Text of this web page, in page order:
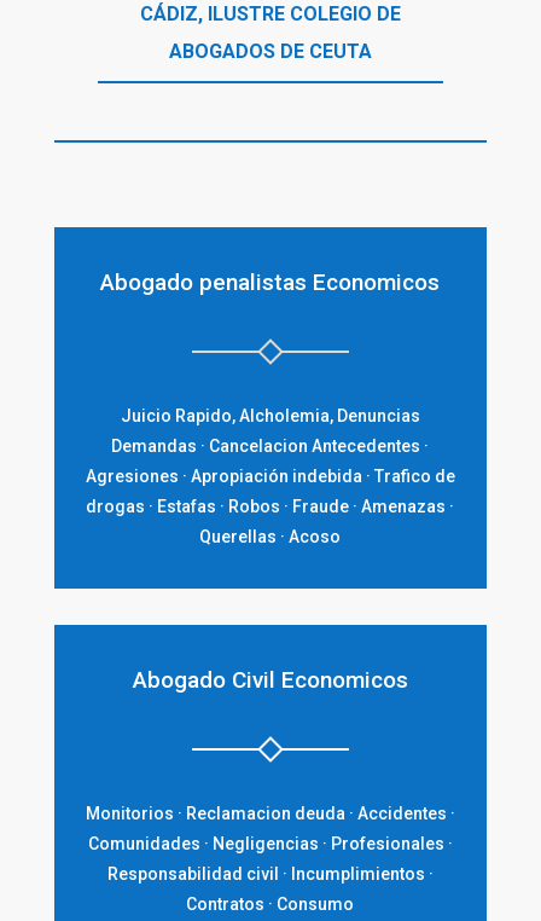
CÁDIZ, ILUSTRE COLEGIO DE
ABOGADOS DE CEUTA
Abogado penalistas Economicos
Juicio Rapido, Alcholemia, Denuncias
Demandas · Cancelacion Antecedentes ·
Agresiones · Apropiación indebida · Trafico de
drogas · Estafas · Robos · Fraude · Amenazas ·
Querellas · Acoso
Abogado Civil Economicos
Monitorios · Reclamacion deuda · Accidentes ·
Comunidades · Negligencias · Profesionales ·
Responsabilidad civil · Incumplimientos ·
Contratos · Consumo